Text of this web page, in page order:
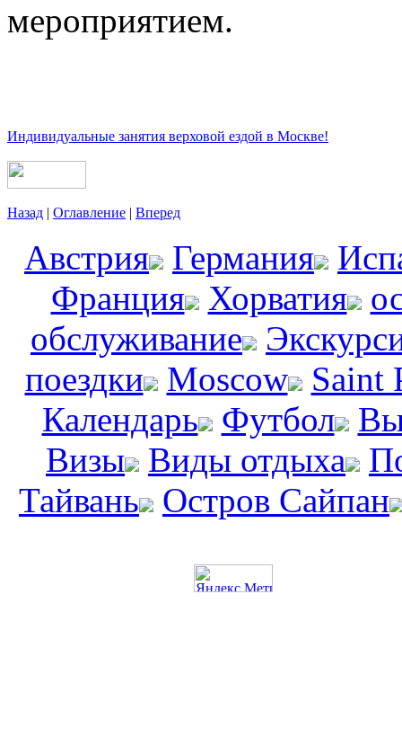
мероприятием.
Индивидуальные занятия верховой ездой в Москве!
Назад | Оглавление | Вперед
Австрия Германия
Франция
Хорватия
обслуживание
поездки
Moscow
Saint
Календарь
Футбол
Визы
Виды отдыха
Тайвань
Остров Сайпан